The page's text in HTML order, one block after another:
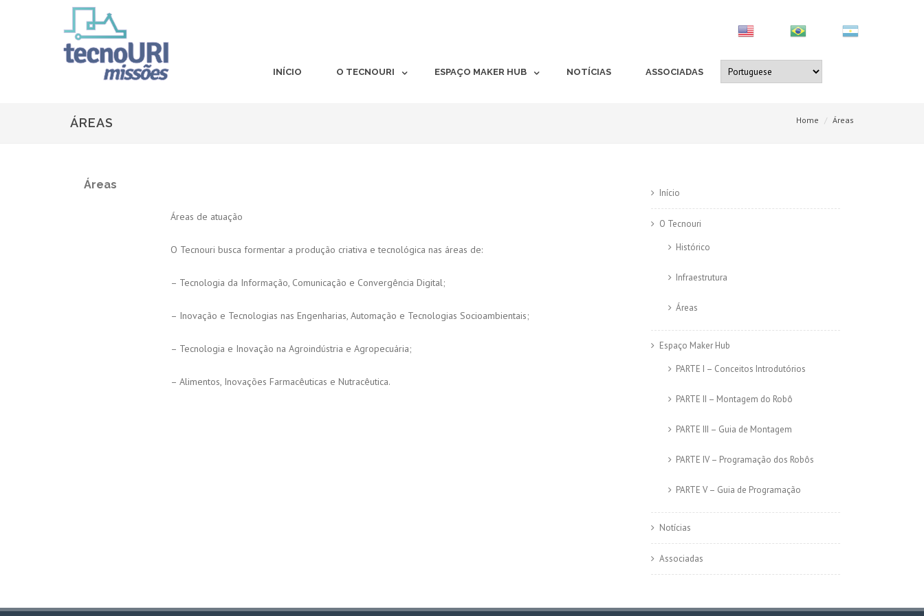
INÍCIO O TECNOURI ESPAÇO MAKER HUB NOTÍCIAS ASSOCIADAS
ÁREAS Home Áreas
Áreas
Áreas de atuação
O Tecnouri busca formentar a produção criativa e tecnológica nas áreas de:
– Tecnologia da Informação, Comunicação e Convergência Digital;
– Inovação e Tecnologias nas Engenharias, Automação e Tecnologias Socioambientais;
– Tecnologia e Inovação na Agroindústria e Agropecuária;
– Alimentos, Inovações Farmacêuticas e Nutracêutica.
Início
O Tecnouri
Histórico
Infraestrutura
Áreas
Espaço Maker Hub
PARTE I – Conceitos Introdutórios
PARTE II – Montagem do Robô
PARTE III – Guia de Montagem
PARTE IV – Programação dos Robôs
PARTE V – Guia de Programação
Notícias
Associadas